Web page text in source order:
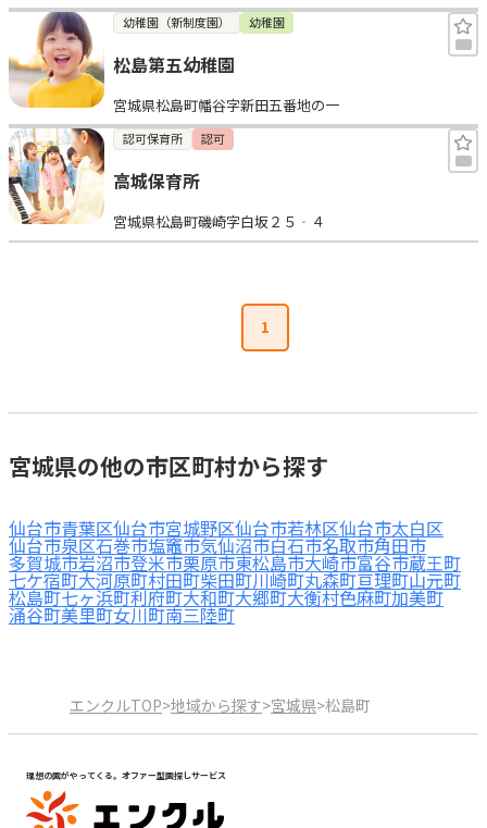
おすすめの園
エンクルの特徴と活用方法
コラム
お知らせ
幼稚園（新制度園） 幼稚園
松島第五幼稚園
宮城県松島町幡谷字新田五番地の一
認可保育所 認可
高城保育所
宮城県松島町磯崎字白坂２５‐４
1
宮城県の他の市区町村から探す
仙台市青葉区仙台市宮城野区仙台市若林区仙台市太白区
仙台市泉区石巻市塩竈市気仙沼市白石市名取市角田市
多賀城市岩沼市登米市栗原市東松島市大崎市富谷市蔵王町
七ケ宿町大河原町村田町柴田町川崎町丸森町亘理町山元町
松島町七ヶ浜町利府町大和町大郷町大衡村色麻町加美町
涌谷町美里町女川町南三陸町
エンクルTOP>地域から探す>宮城県>松島町
理想の園がやってくる。オファー型園探しサービス